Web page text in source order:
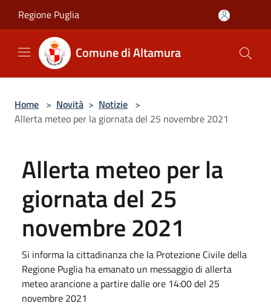
Regione Puglia
Comune di Altamura
Home > Novità > Notizie >
Allerta meteo per la giornata del 25 novembre 2021
Allerta meteo per la
giornata del 25
novembre 2021
Si informa la cittadinanza che la Protezione Civile della
Regione Puglia ha emanato un messaggio di allerta
meteo arancione a partire dalle ore 14:00 del 25
novembre 2021